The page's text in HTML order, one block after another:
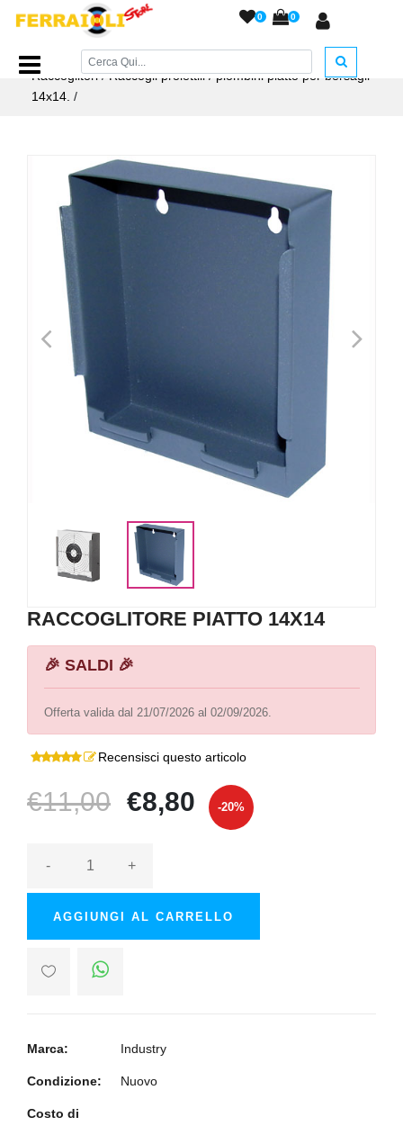
0 0
Home Page/ACCESSORI ARMERIA/Bersagli e
Raccoglitori/Raccogli proiettili / piombini piatto per bersagli
14x14. /
< >
RACCOGLITORE PIATTO 14X14
🎉 SALDI 🎉
Offerta valida dal 21/07/2026 al 02/09/2026.
Recensisci questo articolo
€11,00 €8,80 -20%
- +
AGGIUNGI AL CARRELLO
Marca: Industry
Condizione: Nuovo
Costo di